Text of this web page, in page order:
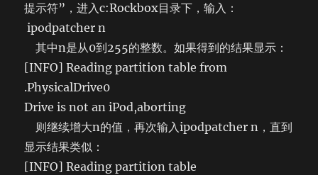
提示符”，进入c:Rockbox目录下，输入：
ipodpatcher n
其中n是从0到255的整数。如果得到的结果显示：
[INFO] Reading partition table from
.PhysicalDrive0
Drive is not an iPod,aborting
则继续增大n的值，再次输入ipodpatcher n，直到
显示结果类似：
[INFO] Reading partition table